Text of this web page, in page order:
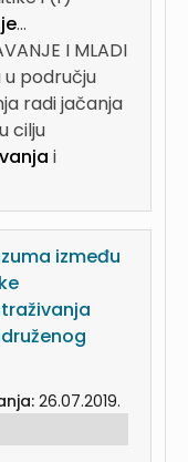
...
I MLADI
području
radi jačanja
cilju
i
između
26.07.2019.